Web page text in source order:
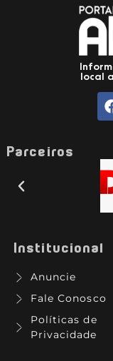
local
Parceiros
Institucional
Anuncie
Fale Conosco
Políticas de
Privacidade